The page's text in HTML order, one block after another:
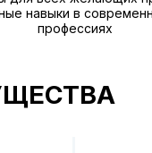
навыки в
профессиях